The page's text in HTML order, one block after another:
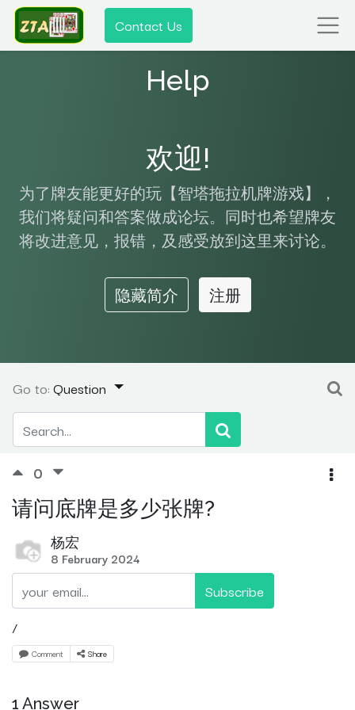
Contact Us
Help
欢迎!
为了牌友能更好的玩【智塔拖拉机牌游戏】，
我们将疑问和答案做成论坛。同时也希望牌友
将改进意见，报错，及感受放到这里来讨论。
隐藏简介 注册
Go to:Question
0
请问底牌是多少张牌?
杨宏
8 February 2024
Subscribe
/
Comment Share
1 Answer